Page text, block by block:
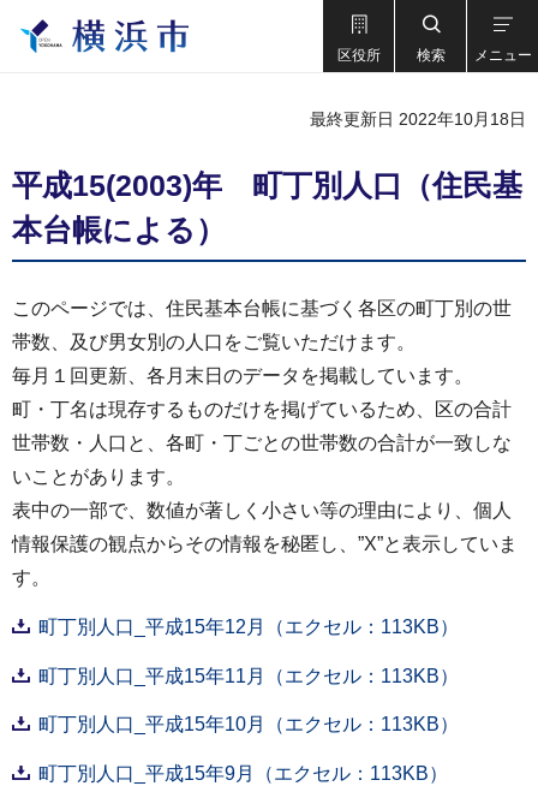
区役所 検索 メニュー
最終更新日 2022年10月18日
平成15(2003)年 町丁別人口（住民基
本台帳による）
このページでは、住民基本台帳に基づく各区の町丁別の世
帯数、及び男女別の人口をご覧いただけます。
毎月１回更新、各月末日のデータを掲載しています。
町・丁名は現存するものだけを掲げているため、区の合計
世帯数・人口と、各町・丁ごとの世帯数の合計が一致しな
いことがあります。
表中の一部で、数値が著しく小さい等の理由により、個人
情報保護の観点からその情報を秘匿し、”X”と表示していま
す。
町丁別人口_平成15年12月（エクセル：113KB）
町丁別人口_平成15年11月（エクセル：113KB）
町丁別人口_平成15年10月（エクセル：113KB）
町丁別人口_平成15年9月（エクセル：113KB）